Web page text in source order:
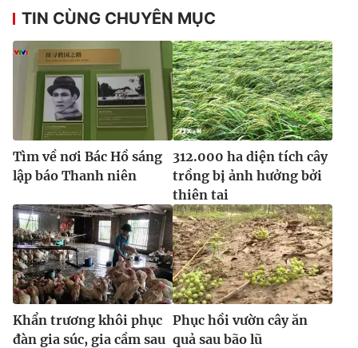
Ðiện thoại Thời báo VTV:
024.66 897 897
Liên hệ quảng cáo:024-7300.7108
® Cấm sao chép dưới mọi hình thức nếu không có sự chấp
thuận bằng văn bản. Ghi rõ nguồn VTV.vn khi phát hành lại
thông tin từ website này.
TIN CÙNG CHUYÊN MỤC
Tìm về nơi Bác Hồ sáng
lập báo Thanh niên
312.000 ha diện tích cây
trồng bị ảnh hưởng bởi
thiên tai
Khẩn trương khôi phục
đàn gia súc, gia cầm sau
Phục hồi vườn cây ăn
quả sau bão lũ